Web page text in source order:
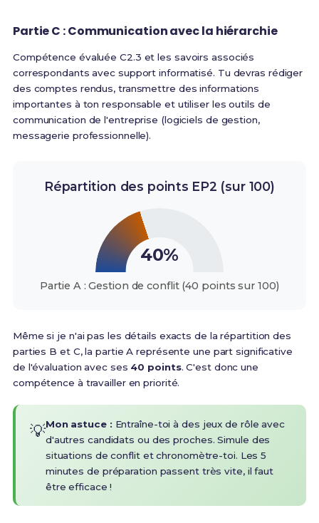
Partie C : Communication avec la hiérarchie
Compétence évaluée C2.3 et les savoirs associés
correspondants avec support informatisé. Tu devras rédiger
des comptes rendus, transmettre des informations
importantes à ton responsable et utiliser les outils de
communication de l'entreprise (logiciels de gestion,
messagerie professionnelle).
Répartition des points EP2 (sur 100)
40%
Partie A : Gestion de conflit (40 points sur 100)
Même si je n'ai pas les détails exacts de la répartition des
parties B et C, la partie A représente une part significative
de l'évaluation avec ses 40 points. C'est donc une
compétence à travailler en priorité.
💡Mon astuce : Entraîne-toi à des jeux de rôle avec
d'autres candidats ou des proches. Simule des
situations de conflit et chronomètre-toi. Les 5
minutes de préparation passent très vite, il faut
être efficace !